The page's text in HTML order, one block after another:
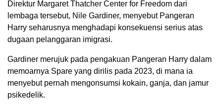
Direktur Margaret Thatcher Center for Freedom dari
lembaga tersebut, Nile Gardiner, menyebut Pangeran
Harry seharusnya menghadapi konsekuensi serius atas
dugaan pelanggaran imigrasi.
Gardiner merujuk pada pengakuan Pangeran Harry dalam
memoarnya Spare yang dirilis pada 2023, di mana ia
menyebut pernah mengonsumsi kokain, ganja, dan jamur
psikedelik.